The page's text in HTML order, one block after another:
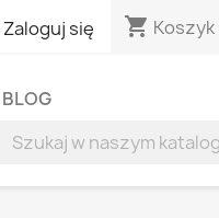
Zaloguj się shopping_cart Koszyk
BLOG